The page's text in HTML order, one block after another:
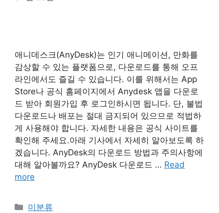
애니데스크(AnyDesk)는 인기 애니메이션, 만화를
감상할 수 있는 플랫폼으로, 다운로드를 통해 오프
라인에서도 즐길 수 있습니다. 이를 위해서는 App
Store나 공식 홈페이지에서 Anydesk 앱을 ​​다운로
드 받아 회원가입 후 로그인하시면 됩니다. 단, 불법
다운로드나 배포는 절대 금지되어 있으므로 적법하
게 사용해야 합니다. 자세한 내용은 공식 사이트를
확인해 주세요.아래 기사에서 자세히 알아보도록 하
겠습니다. AnyDesk의 다운로드 방법과 주의사항에
대해 알아볼까요? AnyDesk 다운로드 … Read
more
Categories
미분류